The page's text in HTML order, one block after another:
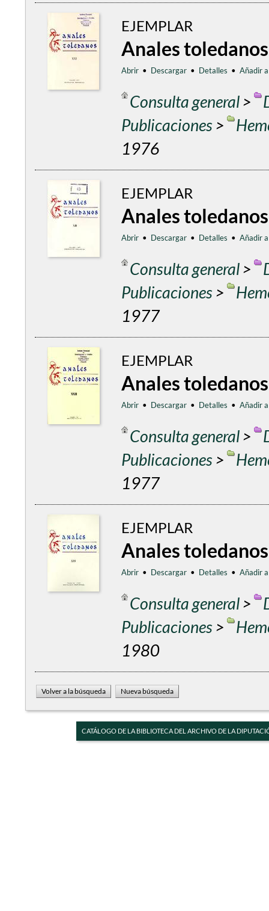
EJEMPLAR
Anales toledanos
Abrir • Descargar • Detalles • Añadir
Consulta general>
Publicaciones>
1976
EJEMPLAR
Anales toledanos
Abrir • Descargar • Detalles • Añadir
Consulta general>
Publicaciones>
1977
EJEMPLAR
Anales toledanos
Abrir • Descargar • Detalles • Añadir
Consulta general>
Publicaciones>
1977
EJEMPLAR
Anales toledanos
Abrir • Descargar • Detalles • Añadir
Consulta general>
Publicaciones>
1980
CATÁLOGO DE LA BIBLIOTECA DEL ARCHIVO DE LA